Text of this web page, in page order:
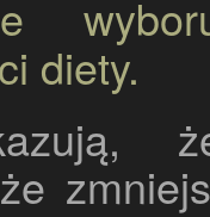
diety.